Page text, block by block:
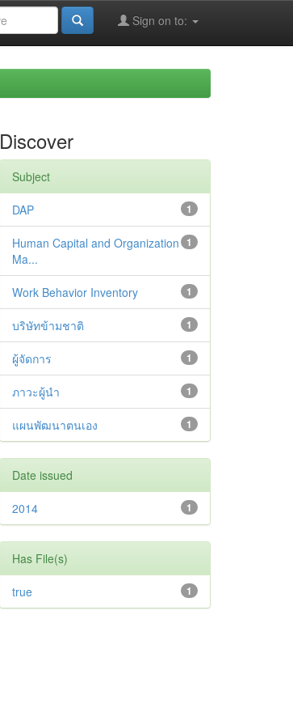
Sign on to:
Discover
Subject
1
DAP
1
Human Capital and Organization
Ma...
1
Work Behavior Inventory
1
บริษัทข้ามชาติ
1
ผู้จัดการ
1
ภาวะผู้นำ
1
แผนพัฒนาตนเอง
Date issued
1
2014
Has File(s)
1
true